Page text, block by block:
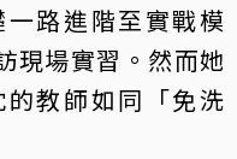
路進階至實戰模
現場實習。然而她
教師如同「免洗